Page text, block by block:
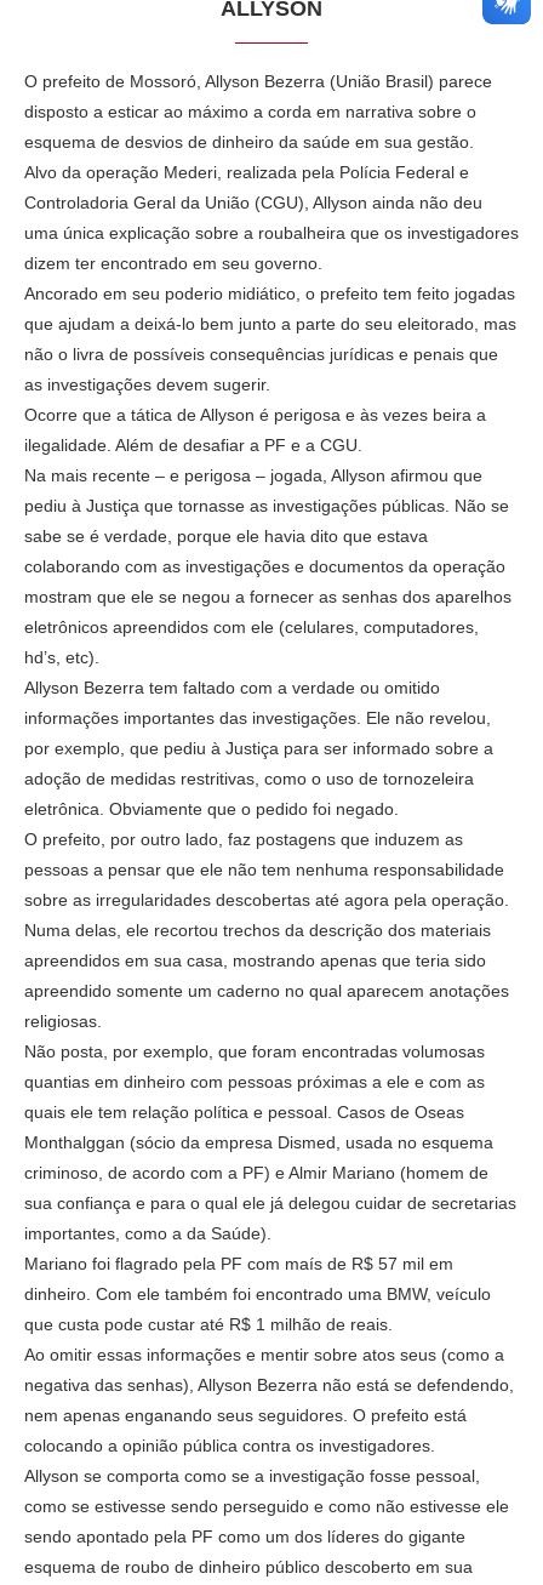
ALLYSON
O prefeito de Mossoró, Allyson Bezerra (União Brasil) parece
disposto a esticar ao máximo a corda em narrativa sobre o
esquema de desvios de dinheiro da saúde em sua gestão.
Alvo da operação Mederi, realizada pela Polícia Federal e
Controladoria Geral da União (CGU), Allyson ainda não deu
uma única explicação sobre a roubalheira que os investigadores
dizem ter encontrado em seu governo.
Ancorado em seu poderio midiático, o prefeito tem feito jogadas
que ajudam a deixá-lo bem junto a parte do seu eleitorado, mas
não o livra de possíveis consequências jurídicas e penais que
as investigações devem sugerir.
Ocorre que a tática de Allyson é perigosa e às vezes beira a
ilegalidade. Além de desafiar a PF e a CGU.
Na mais recente – e perigosa – jogada, Allyson afirmou que
pediu à Justiça que tornasse as investigações públicas. Não se
sabe se é verdade, porque ele havia dito que estava
colaborando com as investigações e documentos da operação
mostram que ele se negou a fornecer as senhas dos aparelhos
eletrônicos apreendidos com ele (celulares, computadores,
hd’s, etc).
Allyson Bezerra tem faltado com a verdade ou omitido
informações importantes das investigações. Ele não revelou,
por exemplo, que pediu à Justiça para ser informado sobre a
adoção de medidas restritivas, como o uso de tornozeleira
eletrônica. Obviamente que o pedido foi negado.
O prefeito, por outro lado, faz postagens que induzem as
pessoas a pensar que ele não tem nenhuma responsabilidade
sobre as irregularidades descobertas até agora pela operação.
Numa delas, ele recortou trechos da descrição dos materiais
apreendidos em sua casa, mostrando apenas que teria sido
apreendido somente um caderno no qual aparecem anotações
religiosas.
Não posta, por exemplo, que foram encontradas volumosas
quantias em dinheiro com pessoas próximas a ele e com as
quais ele tem relação política e pessoal. Casos de Oseas
Monthalggan (sócio da empresa Dismed, usada no esquema
criminoso, de acordo com a PF) e Almir Mariano (homem de
sua confiança e para o qual ele já delegou cuidar de secretarias
importantes, como a da Saúde).
Mariano foi flagrado pela PF com maís de R$ 57 mil em
dinheiro. Com ele também foi encontrado uma BMW, veículo
que custa pode custar até R$ 1 milhão de reais.
Ao omitir essas informações e mentir sobre atos seus (como a
negativa das senhas), Allyson Bezerra não está se defendendo,
nem apenas enganando seus seguidores. O prefeito está
colocando a opinião pública contra os investigadores.
Allyson se comporta como se a investigação fosse pessoal,
como se estivesse sendo perseguido e como não estivesse ele
sendo apontado pela PF como um dos líderes do gigante
esquema de roubo de dinheiro público descoberto em sua